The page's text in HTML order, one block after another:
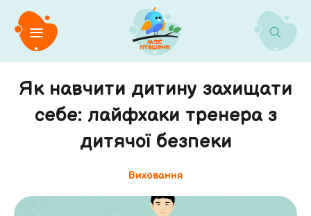
Як навчити дитину захищати
себе: лайфхаки тренера з
дитячої безпеки
Виховання